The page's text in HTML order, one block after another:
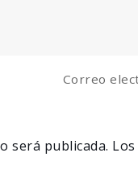
será publicada.
Correo